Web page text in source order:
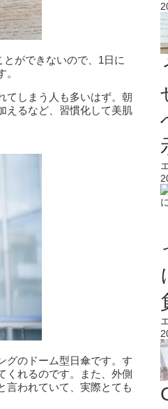
ができないので、1日に
てしまう人も多いはず。朝
えるなど、習慣化して美肌
グのドーム型日傘です。す
くれるのです。また、外側
言われていて、実際とても